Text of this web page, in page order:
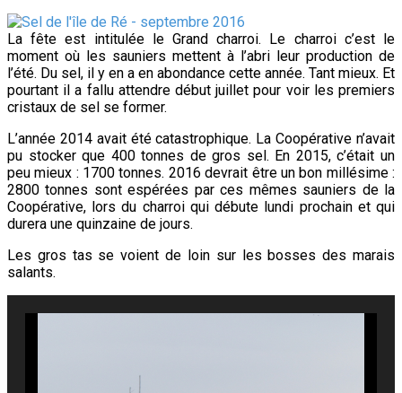
La fête est intitulée le Grand charroi. Le charroi c’est le
moment où les sauniers mettent à l’abri leur production de
l’été. Du sel, il y en a en abondance cette année. Tant mieux. Et
pourtant il a fallu attendre début juillet pour voir les premiers
cristaux de sel se former.
L’année 2014 avait été catastrophique. La Coopérative n’avait
pu stocker que 400 tonnes de gros sel. En 2015, c’était un
peu mieux : 1700 tonnes. 2016 devrait être un bon millésime :
2800 tonnes sont espérées par ces mêmes sauniers de la
Coopérative, lors du charroi qui débute lundi prochain et qui
durera une quinzaine de jours.
Les gros tas se voient de loin sur les bosses des marais
salants.